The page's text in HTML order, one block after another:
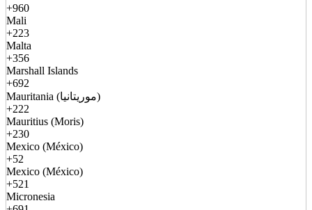
+960
Mali
+223
Malta
+356
Marshall Islands
+692
Mauritania (موريتانيا)
+222
Mauritius (Moris)
+230
Mexico (México)
+52
Mexico (México)
+521
Micronesia